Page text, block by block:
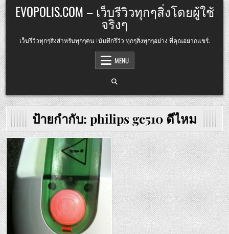
Skip
to
content
EVOPOLIS.COM – เว็บรีวิวทุกๆสิ่งโดยผู้ใช้
จริงๆ
เว็บรีวิวทุกๆสิ่งสำหรับทุกๆคน : บันทึกรีวิว ทุกๆสิ่งทุกๆอย่าง ที่คุณอยากแชร์.
MENU
ป้ายกำกับ: philips gc510 ดีไหม
Posted
in